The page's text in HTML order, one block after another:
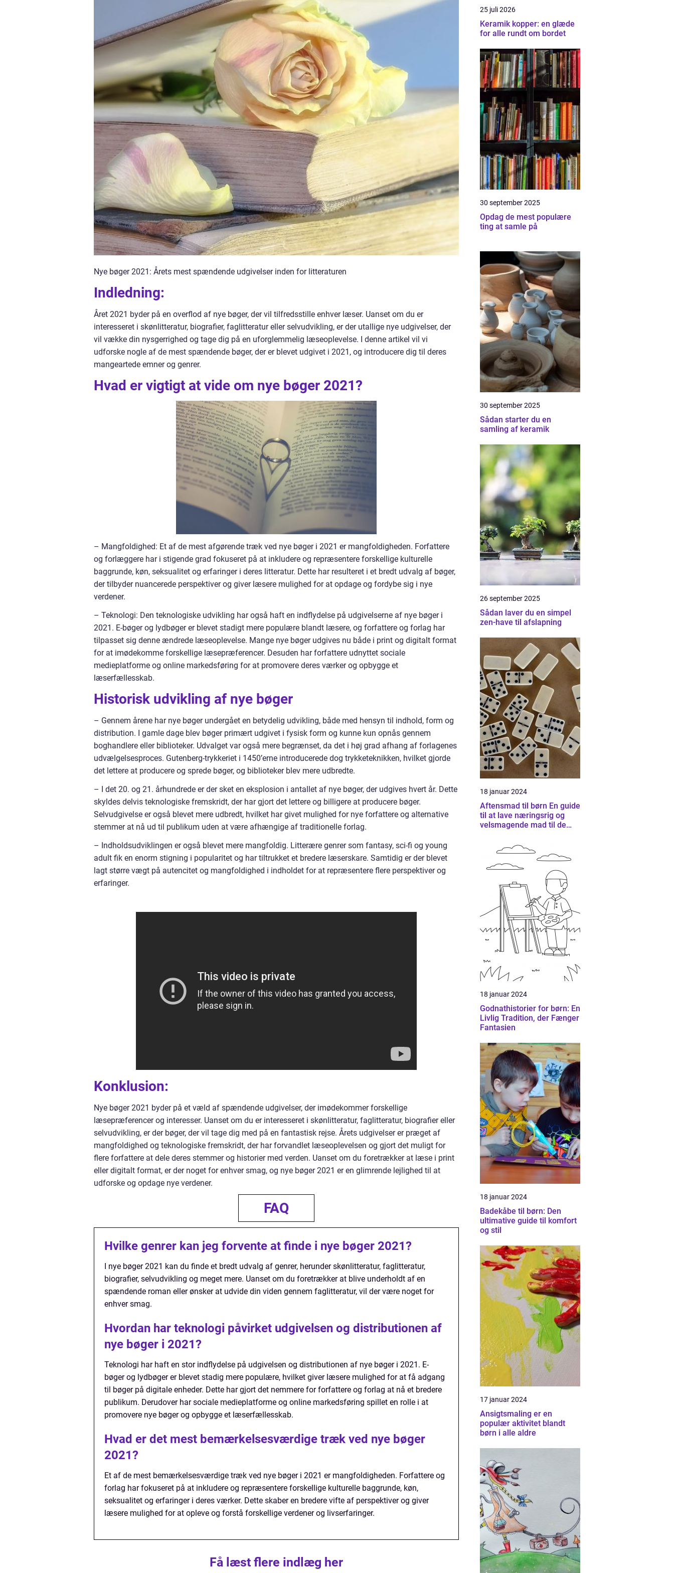
Nye bøger 2021: Årets mest spændende udgivelser inden for litteraturen
Indledning:
Året 2021 byder på en overflod af nye bøger, der vil tilfredsstille enhver læser. Uanset om du er
interesseret i skønlitteratur, biografier, faglitteratur eller selvudvikling, er der utallige nye udgivelser, der
vil vække din nysgerrighed og tage dig på en uforglemmelig læseoplevelse. I denne artikel vil vi
udforske nogle af de mest spændende bøger, der er blevet udgivet i 2021, og introducere dig til deres
mangeartede emner og genrer.
Hvad er vigtigt at vide om nye bøger 2021?
– Mangfoldighed: Et af de mest afgørende træk ved nye bøger i 2021 er mangfoldigheden. Forfattere
og forlæggere har i stigende grad fokuseret på at inkludere og repræsentere forskellige kulturelle
baggrunde, køn, seksualitet og erfaringer i deres litteratur. Dette har resulteret i et bredt udvalg af bøger,
der tilbyder nuancerede perspektiver og giver læsere mulighed for at opdage og fordybe sig i nye
verdener.
– Teknologi: Den teknologiske udvikling har også haft en indflydelse på udgivelserne af nye bøger i
2021. E-bøger og lydbøger er blevet stadigt mere populære blandt læsere, og forfattere og forlag har
tilpasset sig denne ændrede læseoplevelse. Mange nye bøger udgives nu både i print og digitalt format
for at imødekomme forskellige læsepræferencer. Desuden har forfattere udnyttet sociale
medieplatforme og online markedsføring for at promovere deres værker og opbygge et
læserfællesskab.
Historisk udvikling af nye bøger
– Gennem årene har nye bøger undergået en betydelig udvikling, både med hensyn til indhold, form og
distribution. I gamle dage blev bøger primært udgivet i fysisk form og kunne kun opnås gennem
boghandlere eller biblioteker. Udvalget var også mere begrænset, da det i høj grad afhang af forlagenes
udvælgelsesproces. Gutenberg-trykkeriet i 1450’erne introducerede dog trykketeknikken, hvilket gjorde
det lettere at producere og sprede bøger, og biblioteker blev mere udbredte.
– I det 20. og 21. århundrede er der sket en eksplosion i antallet af nye bøger, der udgives hvert år. Dette
skyldes delvis teknologiske fremskridt, der har gjort det lettere og billigere at producere bøger.
Selvudgivelse er også blevet mere udbredt, hvilket har givet mulighed for nye forfattere og alternative
stemmer at nå ud til publikum uden at være afhængige af traditionelle forlag.
– Indholdsudviklingen er også blevet mere mangfoldig. Litterære genrer som fantasy, sci-fi og young
adult fik en enorm stigning i popularitet og har tiltrukket et bredere læserskare. Samtidig er der blevet
lagt større vægt på autencitet og mangfoldighed i indholdet for at repræsentere flere perspektiver og
erfaringer.
Konklusion:
Nye bøger 2021 byder på et væld af spændende udgivelser, der imødekommer forskellige
læsepræferencer og interesser. Uanset om du er interesseret i skønlitteratur, faglitteratur, biografier eller
selvudvikling, er der bøger, der vil tage dig med på en fantastisk rejse. Årets udgivelser er præget af
mangfoldighed og teknologiske fremskridt, der har forvandlet læseoplevelsen og gjort det muligt for
flere forfattere at dele deres stemmer og historier med verden. Uanset om du foretrækker at læse i print
eller digitalt format, er der noget for enhver smag, og nye bøger 2021 er en glimrende lejlighed til at
udforske og opdage nye verdener.
FAQ
Hvilke genrer kan jeg forvente at finde i nye bøger 2021?
I nye bøger 2021 kan du finde et bredt udvalg af genrer, herunder skønlitteratur, faglitteratur,
biografier, selvudvikling og meget mere. Uanset om du foretrækker at blive underholdt af en
spændende roman eller ønsker at udvide din viden gennem faglitteratur, vil der være noget for
enhver smag.
Hvordan har teknologi påvirket udgivelsen og distributionen af
nye bøger i 2021?
Teknologi har haft en stor indflydelse på udgivelsen og distributionen af nye bøger i 2021. E-
bøger og lydbøger er blevet stadig mere populære, hvilket giver læsere mulighed for at få adgang
til bøger på digitale enheder. Dette har gjort det nemmere for forfattere og forlag at nå et bredere
publikum. Derudover har sociale medieplatforme og online markedsføring spillet en rolle i at
promovere nye bøger og opbygge et læserfællesskab.
Hvad er det mest bemærkelsesværdige træk ved nye bøger
2021?
Et af de mest bemærkelsesværdige træk ved nye bøger i 2021 er mangfoldigheden. Forfattere og
forlag har fokuseret på at inkludere og repræsentere forskellige kulturelle baggrunde, køn,
seksualitet og erfaringer i deres værker. Dette skaber en bredere vifte af perspektiver og giver
læsere mulighed for at opleve og forstå forskellige verdener og livserfaringer.
Få læst flere indlæg her
25 juli 2026
Keramik kopper: en glæde
for alle rundt om bordet
30 september 2025
Opdag de mest populære
ting at samle på
30 september 2025
Sådan starter du en
samling af keramik
26 september 2025
Sådan laver du en simpel
zen-have til afslapning
18 januar 2024
Aftensmad til børn En guide
til at lave næringsrig og
velsmagende mad til de
18 januar 2024
Godnathistorier for børn: En
Livlig Tradition, der Fænger
Fantasien
18 januar 2024
Badekåbe til børn: Den
ultimative guide til komfort
og stil
17 januar 2024
Ansigtsmaling er en
populær aktivitet blandt
børn i alle aldre